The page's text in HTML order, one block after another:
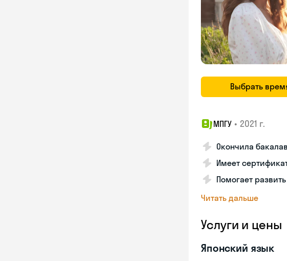
Выбрать
МПГУ • 2021 г.
Окончила
Имеет сертификат
Помогает
Читать дальше
Услуги и цены
Японский язык